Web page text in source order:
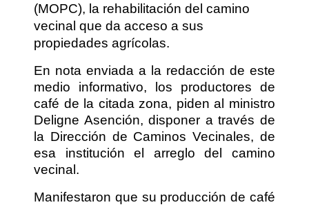
(MOPC), la rehabilitación del camino
vecinal que da acceso a sus
propiedades agrícolas.
En nota enviada a la redacción de este
medio informativo, los productores de
café de la citada zona, piden al ministro
Deligne Asención, disponer a través de
la Dirección de Caminos Vecinales, de
esa institución el arreglo del camino
vecinal.
Manifestaron que su producción de café